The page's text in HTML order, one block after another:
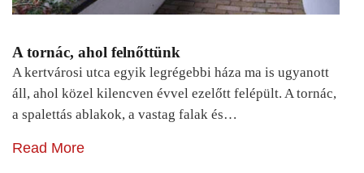
A tornác, ahol felnőttünk
A kertvárosi utca egyik legrégebbi háza ma is ugyanott
áll, ahol közel kilencven évvel ezelőtt felépült. A tornác,
a spalettás ablakok, a vastag falak és…
Read More